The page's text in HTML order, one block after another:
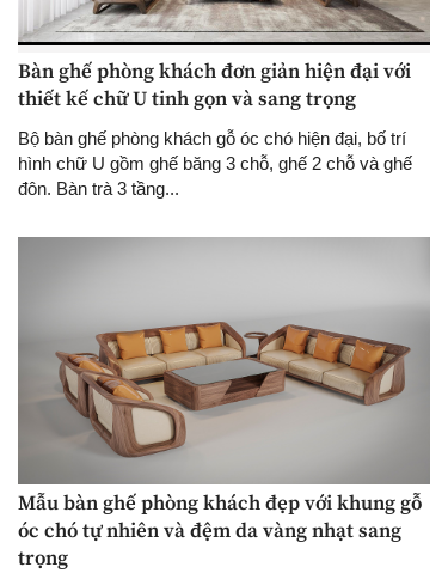
Bàn ghế phòng khách đơn giản hiện đại với
thiết kế chữ U tinh gọn và sang trọng
Bộ bàn ghế phòng khách gỗ óc chó hiện đại, bố trí
hình chữ U gồm ghế băng 3 chỗ, ghế 2 chỗ và ghế
đôn. Bàn trà 3 tầng...
Mẫu bàn ghế phòng khách đẹp với khung gỗ
óc chó tự nhiên và đệm da vàng nhạt sang
trọng